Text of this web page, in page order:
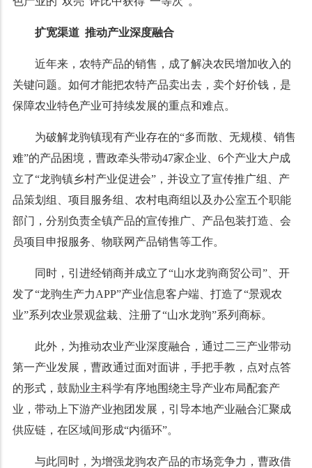
扩宽渠道 推动产业深度融合
近年来，农特产品的销售，成了解决农民增加收入的
关键问题。如何才能把农特产品卖出去，卖个好价钱，是
保障农业特色产业可持续发展的重点和难点。
为破解龙驹镇现有产业存在的“多而散、无规模、销售
难”的产品困境，曹政牵头带动47家企业、6个产业大户成
立了“龙驹镇乡村产业促进会”，并设立了宣传推广组、产
品策划组、项目服务组、农村电商组以及办公室五个职能
部门，分别负责全镇产品的宣传推广、产品包装打造、会
员项目申报服务、物联网产品销售等工作。
同时，引进经销商并成立了“山水龙驹商贸公司”、开
发了“龙驹生产力APP”产业信息客户端、打造了“景观农
业”系列农业景观盆栽、注册了“山水龙驹”系列商标。
此外，为推动农业产业深度融合，通过二三产业带动
第一产业发展，曹政通过面对面讲，手把手教，点对点答
的形式，鼓励业主科学有序地围绕主导产业布局配套产
业，带动上下游产业抱团发展，引导本地产业融合汇聚成
供应链，在区域间形成“内循环”。
与此同时，为增强龙驹农产品的市场竞争力，曹政借